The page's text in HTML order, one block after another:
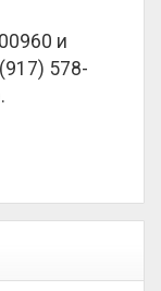
и
578-